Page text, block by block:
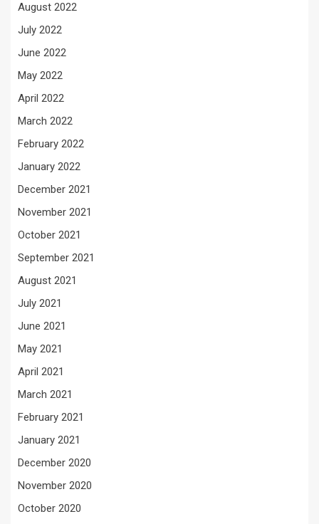
August 2022
July 2022
June 2022
May 2022
April 2022
March 2022
February 2022
January 2022
December 2021
November 2021
October 2021
September 2021
August 2021
July 2021
June 2021
May 2021
April 2021
March 2021
February 2021
January 2021
December 2020
November 2020
October 2020